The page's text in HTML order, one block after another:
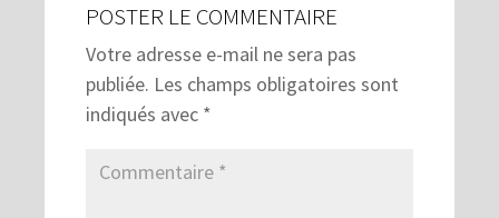
POSTER LE COMMENTAIRE
Votre adresse e-mail ne sera pas
publiée. Les champs obligatoires sont
indiqués avec *